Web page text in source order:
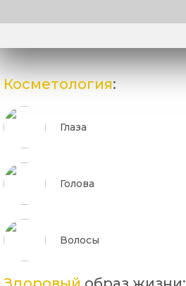
Косметология:
Глаза
Голова
Волосы